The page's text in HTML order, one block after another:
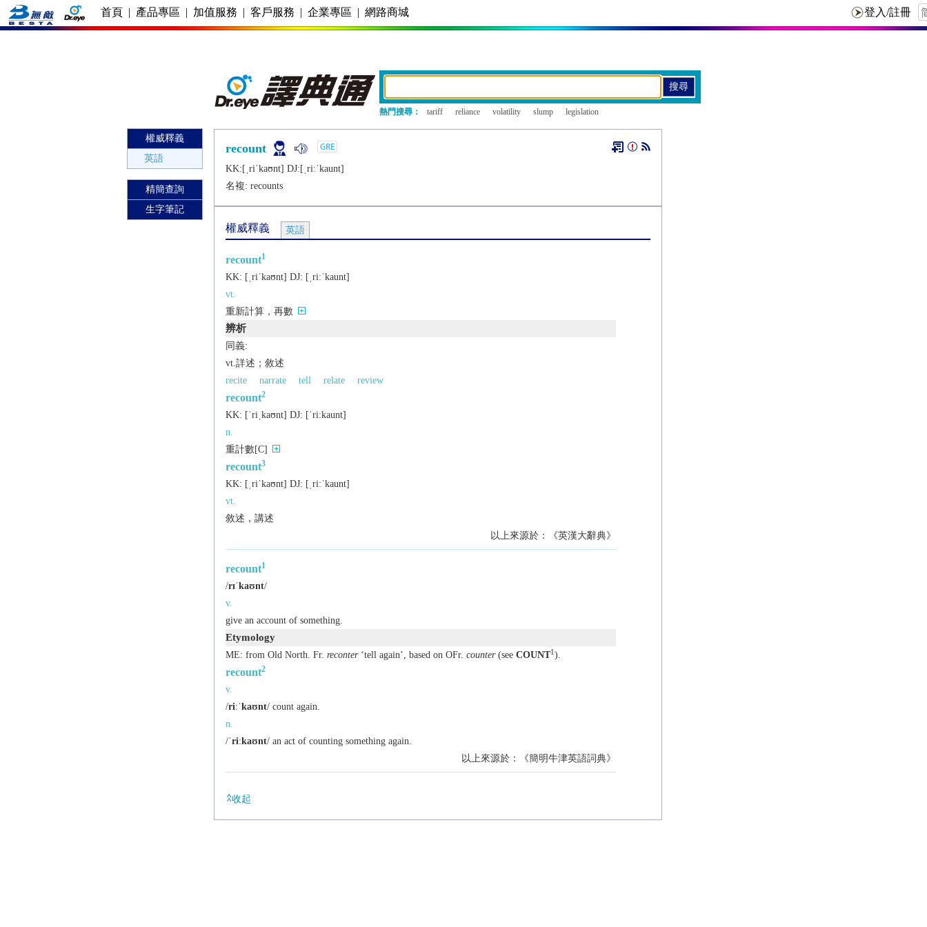
首頁 | 產品專區 | 加值服務 | 客戶服務 | 企業專區 | 網路商城
熱門搜尋： tariff reliance volatility slump legislation
權威釋義
英語
精簡查詢
生字筆記
recount
KK:[ˌriˈkaʊnt] DJ:[ˌriːˈkaunt]
名複: recounts
權威釋義 英語
recount1
KK: [ˌriˈkaʊnt] DJ: [ˌriːˈkaunt]
vt.
重新計算，再數
辨析
同義:
vt.詳述；敘述
recite
narrate tell relate review
recount2
KK: [ˈriˌkaʊnt] DJ: [ˈriːkaunt]
n.
重計數[C]
recount3
KK: [ˌriˈkaʊnt] DJ: [ˌriːˈkaunt]
vt.
敘述，講述
以上來源於：《英漢大辭典》
recount1
/rɪˈkaʊnt/
v.
give an account of something.
Etymology
ME: from Old North. Fr. reconter‘tell again’, based on OFr. counter(see COUNT1 ).
recount2
v.
/riːˈkaʊnt/ count again.
n.
/ˈriːkaʊnt/ an act of counting something again.
以上來源於：《簡明牛津英語詞典》
收起